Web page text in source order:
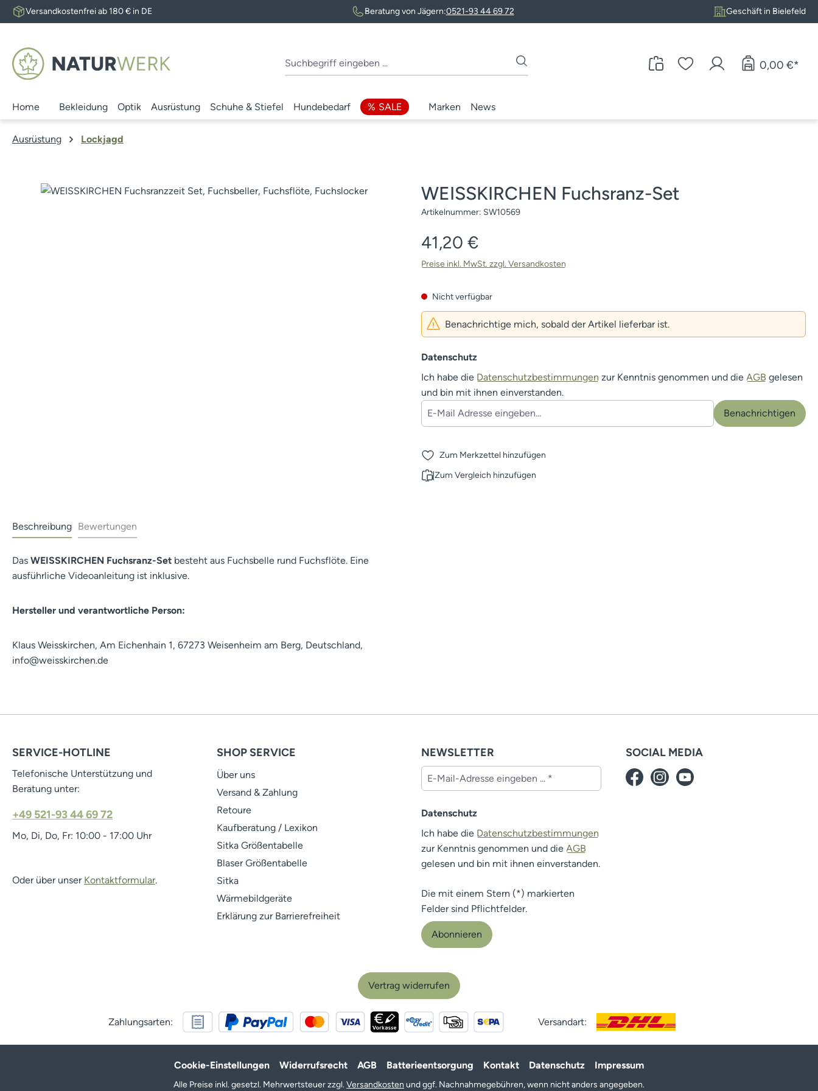
Hauptinhalt springen
Zur Suche springen
Zur Hauptnavigation springen
Versandkostenfrei ab 180 € in DE Beratung von Jägern:0521-93 44 69 72 Geschäft in Bielefeld
0,00 €*
Home Bekleidung Optik Ausrüstung Schuhe & Stiefel Hundebedarf SALE Marken News
Ausrüstung Lockjagd
Bildergalerie überspringen WEISSKIRCHEN Fuchsranz-Set
Artikelnummer: SW10569
Regulärer Preis:
41,20 €
Preise inkl. MwSt. zzgl. Versandkosten
Nicht verfügbar
Benachrichtige mich, sobald der Artikel lieferbar ist.
Datenschutz
Ich habe die Datenschutzbestimmungen zur Kenntnis genommen und die AGB gelesen
und bin mit ihnen einverstanden.
Benachrichtigen
Zum Merkzettel hinzufügen
Zum Vergleich hinzufügen
Beschreibung Bewertungen
Das WEISSKIRCHEN Fuchsranz-Set besteht aus Fuchsbelle rund Fuchsflöte. Eine
ausführliche Videoanleitung ist inklusive.
Hersteller und verantwortliche Person:
Klaus Weisskirchen, Am Eichenhain 1, 67273 Weisenheim am Berg, Deutschland,
info@weisskirchen.de
SERVICE-HOTLINE
Telefonische Unterstützung und
Beratung unter:
+49 521-93 44 69 72
Mo, Di, Do, Fr: 10:00 - 17:00 Uhr
Oder über unser Kontaktformular.
SHOP SERVICE
Über uns
Versand & Zahlung
Retoure
Kaufberatung / Lexikon
Sitka Größentabelle
Blaser Größentabelle
Sitka
Wärmebildgeräte
Erklärung zur Barrierefreiheit
NEWSLETTER
Datenschutz
Ich habe die Datenschutzbestimmungen
zur Kenntnis genommen und die AGB
gelesen und bin mit ihnen einverstanden.
Die mit einem Stern (*) markierten
Felder sind Pflichtfelder.
Abonnieren
SOCIAL MEDIA
Vertrag widerrufen
Zahlungsarten: Versandart:
Cookie-Einstellungen Widerrufsrecht AGB Batterieentsorgung Kontakt Datenschutz Impressum
Alle Preise inkl. gesetzl. Mehrwertsteuer zzgl. Versandkosten und ggf. Nachnahmegebühren, wenn nicht anders angegeben.